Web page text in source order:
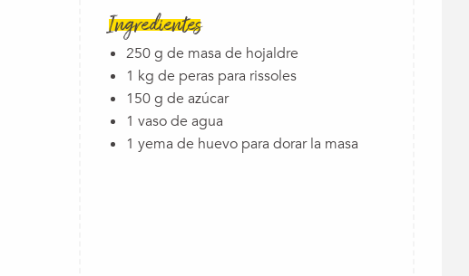
Ingredientes
250 g de masa de hojaldre
1 kg de peras para rissoles
150 g de azúcar
1 vaso de agua
1 yema de huevo para dorar la masa